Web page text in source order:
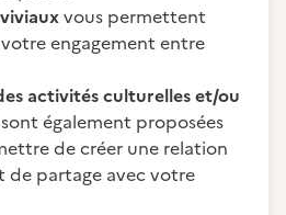
vous permettent
votre engagement entre
activités culturelles et/ou
également proposées
de créer une relation
de partage avec votre